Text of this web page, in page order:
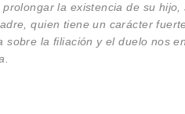
la existencia de su
quien tiene un carácter
sobre la filiación y el duelo nos